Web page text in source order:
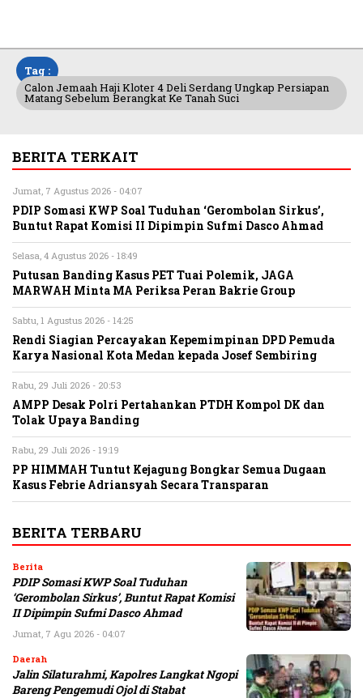
Tag :
Calon Jemaah Haji Kloter 4 Deli Serdang Ungkap Persiapan
Matang Sebelum Berangkat Ke Tanah Suci
BERITA TERKAIT
Jumat, 7 Agustus 2026 - 04:07
PDIP Somasi KWP Soal Tuduhan ‘Gerombolan Sirkus’,
Buntut Rapat Komisi II Dipimpin Sufmi Dasco Ahmad
Selasa, 4 Agustus 2026 - 18:49
Putusan Banding Kasus PET Tuai Polemik, JAGA
MARWAH Minta MA Periksa Peran Bakrie Group
Sabtu, 1 Agustus 2026 - 14:25
Rendi Siagian Percayakan Kepemimpinan DPD Pemuda
Karya Nasional Kota Medan kepada Josef Sembiring
Rabu, 29 Juli 2026 - 20:53
AMPP Desak Polri Pertahankan PTDH Kompol DK dan
Tolak Upaya Banding
Rabu, 29 Juli 2026 - 19:19
PP HIMMAH Tuntut Kejagung Bongkar Semua Dugaan
Kasus Febrie Adriansyah Secara Transparan
BERITA TERBARU
Berita
PDIP Somasi KWP Soal Tuduhan
‘Gerombolan Sirkus’, Buntut Rapat Komisi
II Dipimpin Sufmi Dasco Ahmad
Jumat, 7 Agu 2026 - 04:07
Daerah
Jalin Silaturahmi, Kapolres Langkat Ngopi
Bareng Pengemudi Ojol di Stabat